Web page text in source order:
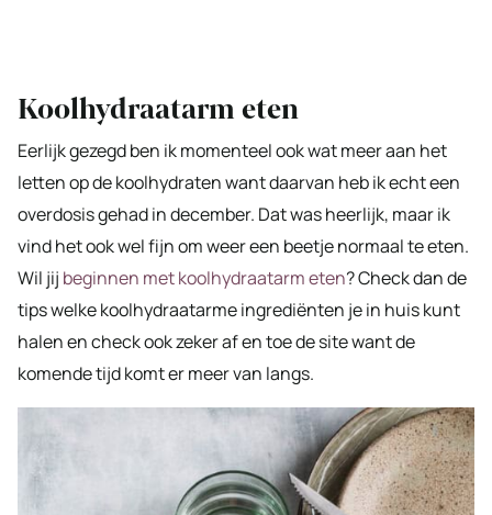
Koolhydraatarm eten
Eerlijk gezegd ben ik momenteel ook wat meer aan het
letten op de koolhydraten want daarvan heb ik echt een
overdosis gehad in december. Dat was heerlijk, maar ik
vind het ook wel fijn om weer een beetje normaal te eten.
Wil jij beginnen met koolhydraatarm eten? Check dan de
tips welke koolhydraatarme ingrediënten je in huis kunt
halen en check ook zeker af en toe de site want de
komende tijd komt er meer van langs.